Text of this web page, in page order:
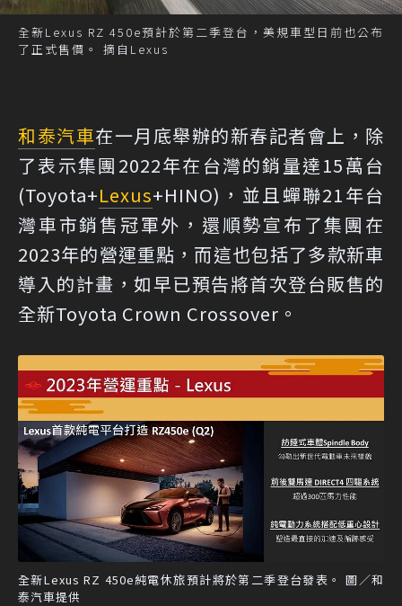
全新Lexus RZ 450e預計於第二季登台，美規車型日前也公布
了正式售價。 摘自Lexus
和泰汽車在一月底舉辦的新春記者會上，除
了表示集團2022年在台灣的銷量達15萬台
(Toyota+Lexus+HINO)，並且蟬聯21年台
灣車市銷售冠軍外，還順勢宣布了集團在
2023年的營運重點，而這也包括了多款新車
導入的計畫，如早已預告將首次登台販售的
全新Toyota Crown Crossover。
全新Lexus RZ 450e純電休旅預計將於第二季登台發表。 圖／和
泰汽車提供